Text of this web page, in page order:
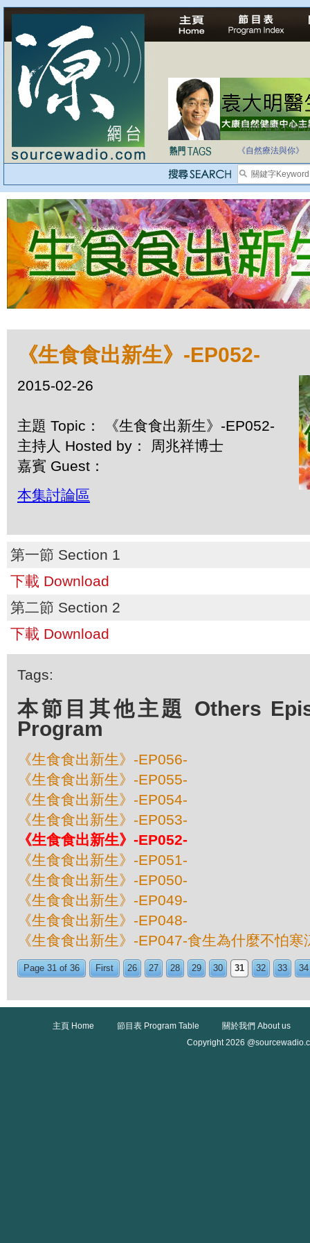
法治社會並不等同
《自然療法與你》
《生食食出新生》-EP052-
2015-02-26
主題 Topic： 《生食食出新生》-EP052-
主持人 Hosted by： 周兆祥博士
嘉賓 Guest：
本集討論區
第一節 Section 1
下載 Download
第二節 Section 2
下載 Download
Tags:
本節目其他主題 Others
Program
《生食食出新生》-EP056-
《生食食出新生》-EP055-
《生食食出新生》-EP054-
《生食食出新生》-EP053-
《生食食出新生》-EP052-
《生食食出新生》-EP051-
《生食食出新生》-EP050-
《生食食出新生》-EP049-
《生食食出新生》-EP048-
《生食食出新生》-EP047-食生為什麼不怕寒
Page 31 of 36 First 26 27 28 29 30 31 32 33 34
主頁 Home 節目表 Program Table
關於我們 About us
Copyright 2026